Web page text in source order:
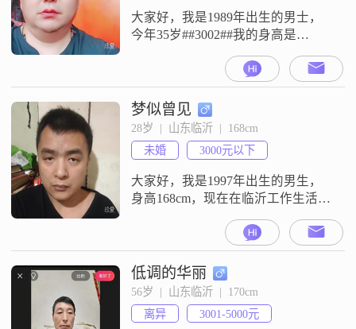
大家好，我是1989年出生的男士，
今年35岁##3002##我的身高是
##3002##我现在的工作地在临沂
##3002##我的月收入在8001元到
12000元之间##3002##我是一个自信
果断的人##3002##我也是一个乐观
积极的人##3002##我平时随和易相
处##3002
梦似曾见
28岁  |  山东临沂  |  168cm
未婚
3000元以下
大家好，我是1997年出生的男生，
身高168cm，现在在临沂工作生活
目前月收入在3000元以下##3002##
性格上我是一个乐观积极的人，平
时随和易相处，待人真诚可靠
##3002##我比较看重家庭生活，觉
得家人很重要##3002##平时我比较
勤俭节约，也喜欢规划未来的生活
低调的华丽
56岁  |  山东临沂  |  170cm
离异
3001-5000元